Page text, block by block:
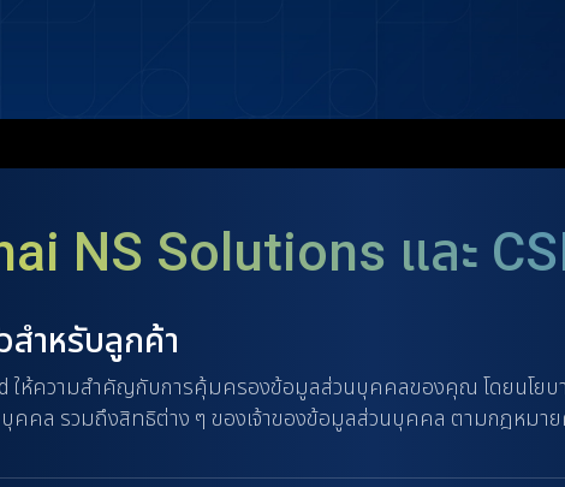
NS Solutions และ
สำหรับลูกค้า
ให้ความสำคัญกับการคุ้มครองข้อมูลส่วนบุคคลของคุณ โดยนโย
บุคคล รวมถึงสิทธิต่าง ๆ ของเจ้าของข้อมูลส่วนบุคคล ตามกฎหม